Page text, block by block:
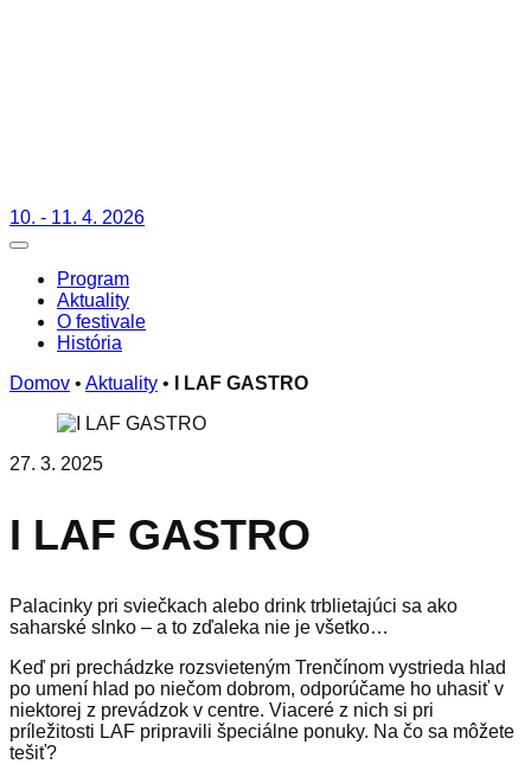
10. - 11. 4. 2026
Toggle navigation
Program
Aktuality
O festivale
História
Domov • Aktuality • I LAF GASTRO
27. 3. 2025
I LAF GASTRO
Palacinky pri sviečkach alebo drink trblietajúci sa ako
saharské slnko – a to zďaleka nie je všetko…
Keď pri prechádzke rozsvieteným Trenčínom vystrieda hlad
po umení hlad po niečom dobrom, odporúčame ho uhasiť v
niektorej z prevádzok v centre. Viaceré z nich si pri
príležitosti LAF pripravili špeciálne ponuky. Na čo sa môžete
tešiť?